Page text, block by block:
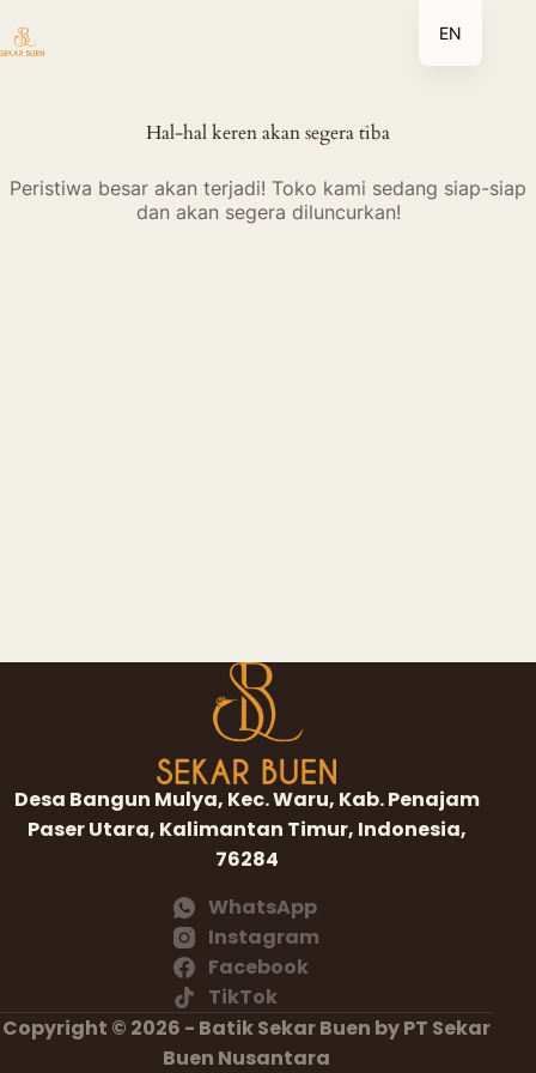
ke
Hal-hal keren akan segera tiba
Peristiwa besar akan terjadi! Toko kami sedang siap-siap
dan akan segera diluncurkan!
Desa Bangun Mulya, Kec. Waru, Kab. Penajam
Paser Utara, Kalimantan Timur, Indonesia,
76284
WhatsApp
Instagram
Facebook
TikTok
Copyright © 2026 - Batik Sekar Buen by PT Sekar
Buen Nusantara
EN